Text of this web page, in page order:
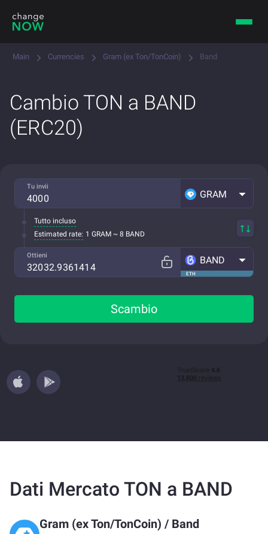
Main Currencies Gram (ex Ton/TonCoin) Band
Cambio TON a BAND
(ERC20)
Tu invii
GRAM
Tutto incluso
Estimated rate: 1 GRAM ~ 8 BAND
Ottieni
ETH
BAND
Scambio
Dati Mercato TON a BAND
Gram (ex Ton/TonCoin) / Band